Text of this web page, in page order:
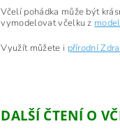
Včelí pohádka může být
vymodelovat včelku z
Využít můžete i přírodní
DALŠÍ ČTENÍ O